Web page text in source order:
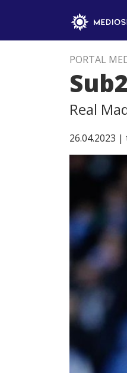
PORTAL
Real
26.04.2023 |